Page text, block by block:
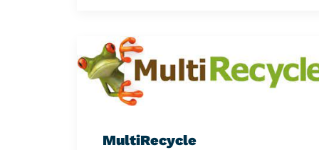
MultiRecycle